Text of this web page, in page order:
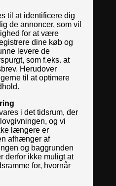
til at identificere dig
de annoncer, som vil
for at være
dine køb og
levere de
som f.eks. at
Herudover
til at optimere
i det tidsrum, der
og vi
længere er
afhænger af
og baggrunden
derfor ikke muligt at
for, hvornår